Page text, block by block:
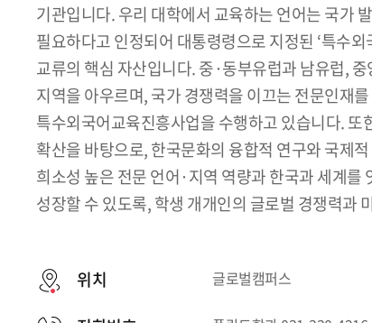
기관입니다. 우리 대학에서 교육하는 언어는 국가
필요하다고 인정되어 대통령령으로 지정된 ‘특수
교류의 핵심 자산입니다. 중·동부유럽과 남유럽,
지역을 아우르며, 국가 경쟁력을 이끄는 전문인재
특수외국어교육진흥사업을 수행하고 있습니다. 또
확산을 바탕으로, 한국문화의 융합적 연구와 국제
희소성 높은 전문 언어·지역 역량과 한국과 세계를
성장할 수 있도록, 학생 개개인의 글로벌 경쟁력과
위치 글로벌캠퍼스